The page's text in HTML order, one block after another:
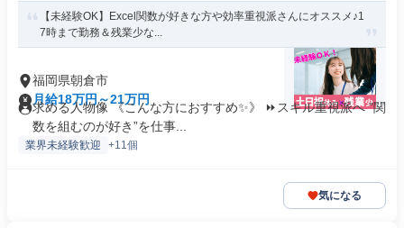
【未経験OK】Excel関数が好きな方や効率重視派さんにオススメ♪1
7時まで勤務＆残業少な...
福岡県朝倉市
月給18万円～21万円
求める人物像 《こんな方におすすめ✨》 ⏩スキル重視派へ ”関
数を組むのが好き”を仕事...
業界未経験歓迎 +11個
気になる